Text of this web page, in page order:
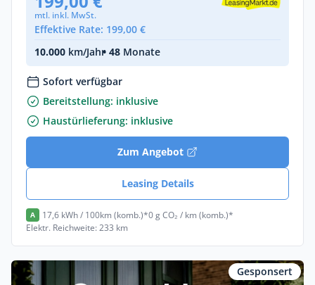
mtl. inkl. MwSt.
Effektive Rate: 199,00 €
10.000 km/Jahr• 48 Monate
Sofort verfügbar
Bereitstellung: inklusive
Haustürlieferung: inklusive
Zum Angebot
Leasing Details
A 17,6 kWh / 100km (komb.)*0 g CO₂ / km (komb.)*
Elektr. Reichweite: 233 km
Gesponsert